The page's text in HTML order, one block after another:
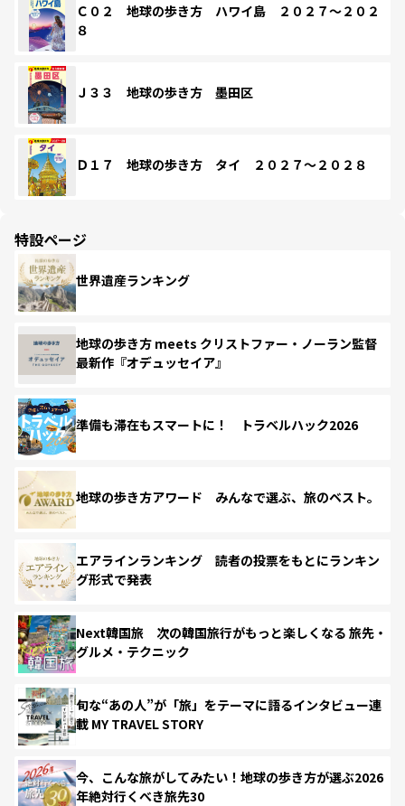
Ｃ０２ 地球の歩き方 ハワイ島 ２０２７～２０２
８
Ｊ３３ 地球の歩き方 墨田区
Ｄ１７ 地球の歩き方 タイ ２０２７～２０２８
特設ページ
世界遺産ランキング
地球の歩き方 meets クリストファー・ノーラン監督
最新作『オデュッセイア』
準備も滞在もスマートに！ トラベルハック2026
地球の歩き方アワード みんなで選ぶ、旅のベスト。
エアラインランキング 読者の投票をもとにランキン
グ形式で発表
Next韓国旅 次の韓国旅行がもっと楽しくなる 旅先・
グルメ・テクニック
旬な“あの人”が「旅」をテーマに語るインタビュー連
載 MY TRAVEL STORY
今、こんな旅がしてみたい！地球の歩き方が選ぶ2026
年絶対行くべき旅先30